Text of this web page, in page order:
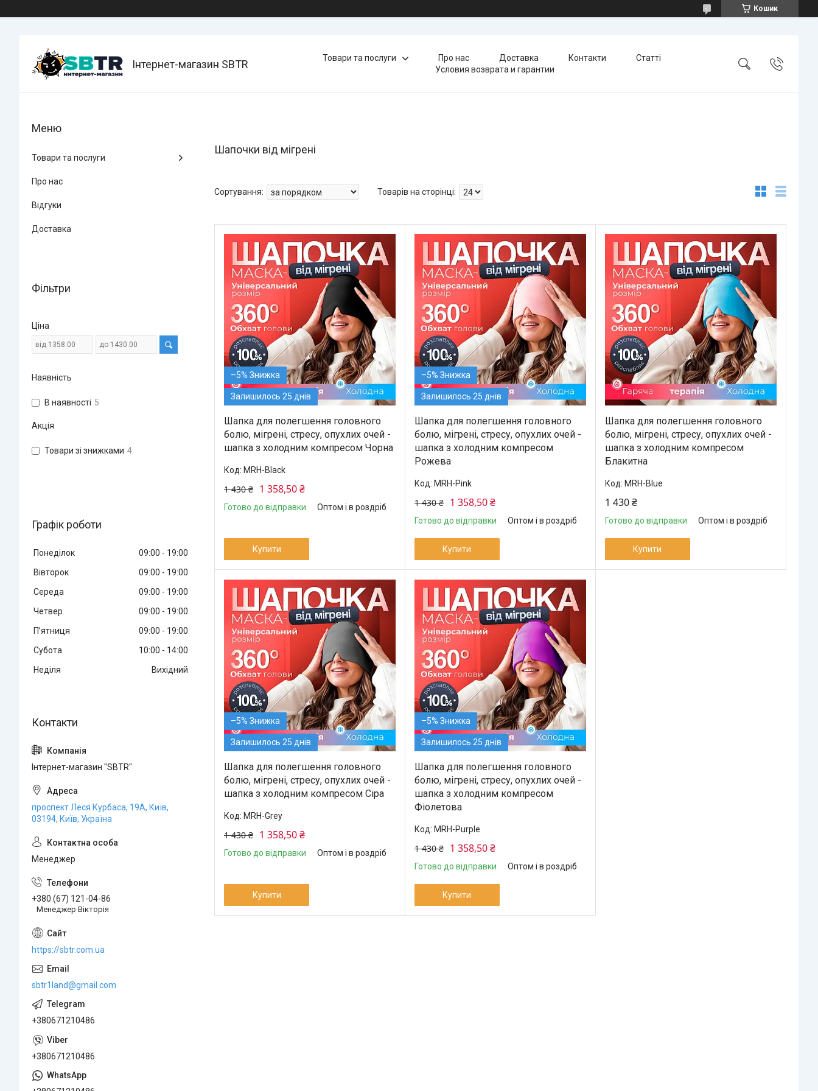
Кошик
Інтернет-магазин SBTR Товари та послуги Про нас Доставка Контакти
Статті
Условия возврата и гарантии
Шапочки від мігрені
–5%
Залишилось 25 днів
Шапка для полегшення головного
болю, мігрені, стресу, опухлих очей -
шапка з холодним компресом Чорна
MRH-Black
1 430 ₴ 1 358,50 ₴
Готово до відправки Оптом і в роздріб
Купити
–5%
Залишилось 25 днів
Шапка для полегшення головного
болю, мігрені, стресу, опухлих очей -
шапка з холодним компресом
Рожева
MRH-Pink
1 430 ₴ 1 358,50 ₴
Готово до відправки Оптом і в роздріб
Купити
Шапка для полегшення головного
болю, мігрені, стресу, опухлих очей -
шапка з холодним компресом
Блакитна
MRH-Blue
1 430 ₴
Готово до відправки Оптом і в роздріб
Купити
–5%
Залишилось 25 днів
Шапка для полегшення головного
болю, мігрені, стресу, опухлих очей -
шапка з холодним компресом Сіра
MRH-Grey
1 430 ₴ 1 358,50 ₴
Готово до відправки Оптом і в роздріб
Купити
–5%
Залишилось 25 днів
Шапка для полегшення головного
болю, мігрені, стресу, опухлих очей -
шапка з холодним компресом
Фіолетова
MRH-Purple
1 430 ₴ 1 358,50 ₴
Готово до відправки Оптом і в роздріб
Купити
Товари та послуги
Про нас
Відгуки
Доставка
Фільтри
Ціна
Наявність
В наявності 5
Акція
Товари зі знижками 4
Графік роботи
Понеділок 09:00
19:00
Вівторок
09:00
19:00
Середа
09:00
19:00
Четвер
09:00
19:00
Пʼятниця
09:00
19:00
Субота
10:00
14:00
Неділя
Вихідний
Інтернет-магазин "SBTR"
проспект Леся Курбаса, 19А, Київ,
03194, Київ, Україна
Менеджер
+380 (67) 121-04-86
Менеджер Вікторія
https://sbtr.com.ua
sbtr1land@gmail.com
+380671210486
+380671210486